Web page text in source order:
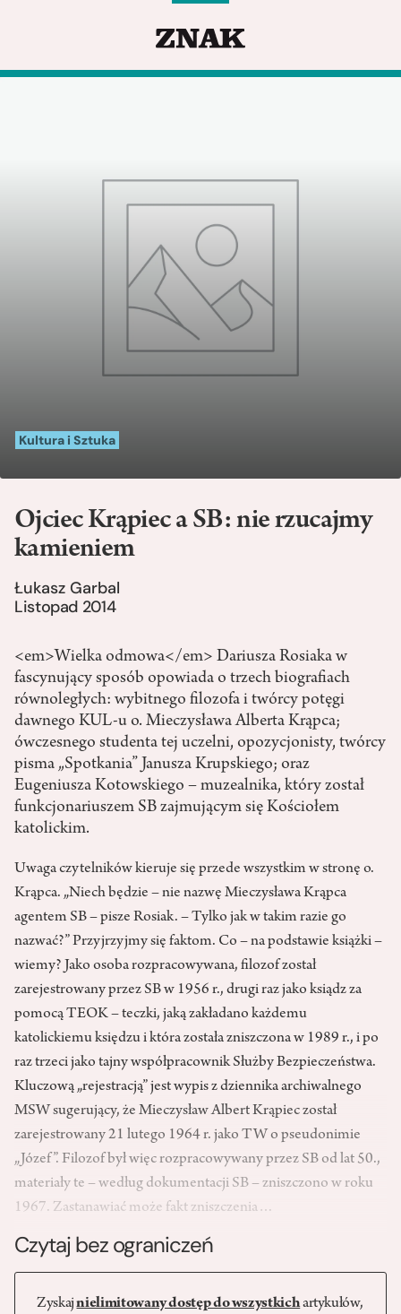
Kultura i Sztuka
Ojciec Krąpiec a SB: nie rzucajmy
kamieniem
Łukasz Garbal
Listopad 2014
<em>Wielka odmowa</em> Dariusza Rosiaka w
fascynujący sposób opowiada o trzech biografiach
równoległych: wybitnego filozofa i twórcy potęgi
dawnego KUL-u o. Mieczysława Alberta Krąpca;
ówczesnego studenta tej uczelni, opozycjonisty, twórcy
pisma „Spotkania” Janusza Krupskiego; oraz
Eugeniusza Kotowskiego – muzealnika, który został
funkcjonariuszem SB zajmującym się Kościołem
katolickim.
Uwaga czytelników kieruje się przede wszystkim w stronę o.
Krąpca. „Niech będzie – nie nazwę Mieczysława Krąpca
agentem SB – pisze Rosiak. – Tylko jak w takim razie go
nazwać?” Przyjrzyjmy się faktom. Co – na podstawie książki –
wiemy? Jako osoba rozpracowywana, filozof został
zarejestrowany przez SB w 1956 r., drugi raz jako ksiądz za
pomocą TEOK – teczki, jaką zakładano każdemu
katolickiemu księdzu i która została zniszczona w 1989 r., i po
raz trzeci jako tajny współpracownik Służby Bezpieczeństwa.
Kluczową „rejestracją” jest wypis z dziennika archiwalnego
MSW sugerujący, że Mieczysław Albert Krąpiec został
zarejestrowany 21 lutego 1964 r. jako TW o pseudonimie
„Józef”. Filozof był więc rozpracowywany przez SB od lat 50.,
materiały te – według dokumentacji SB – zniszczono w roku
1967. Zastanawiać może fakt zniszczenia…
Czytaj bez ograniczeń
Zyskajnielimitowany dostęp do wszystkichartykułów,